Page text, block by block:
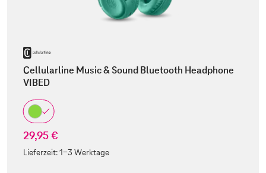
Cellularline Music & Sound Bluetooth Headphone
VIBED
29,95 €
Lieferzeit:1-3 Werktage